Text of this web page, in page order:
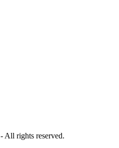
- All rights reserved.